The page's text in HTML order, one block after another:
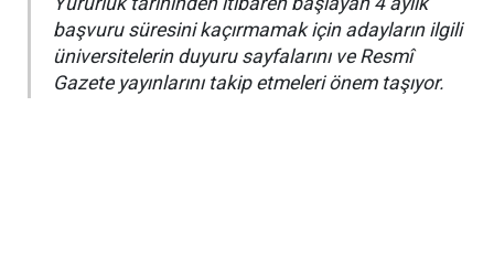
başvuru süresini kaçırmamak için adayların ilgili
üniversitelerin duyuru sayfalarını ve Resmî
Gazete yayınlarını takip etmeleri önem taşıyor.